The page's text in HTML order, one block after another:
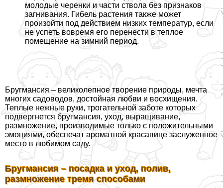
молодые черенки и части ствола без признаков
загнивания. Гибель растения также может
произойти под действием низких температур, если
не успеть вовремя его перенести в теплое
помещение на зимний период.
Бругмансия – великолепное творение природы, мечта
многих садоводов, достойная любви и восхищения.
Теплые нежные руки, трогательной заботе которых
подвергнется бругмансия, уход, выращивание,
размножение, производимые только с положительными
эмоциями, обеспечат ароматной красавице заслуженное
место в любимом саду.
Бругмансия – посадка и уход, полив,
размножение тремя способами